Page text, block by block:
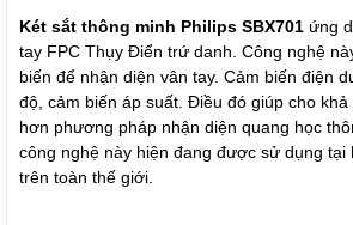
Két sắt thông minh Philips SBX701 ứng
tay FPC Thụy Điển trứ danh. Công nghệ
biến để nhận diện vân tay. Cảm biến điện
độ, cảm biến áp suất. Điều đó giúp cho
hơn phương pháp nhận diện quang học
công nghệ này hiện đang được sử dụng tại
trên toàn thế giới.